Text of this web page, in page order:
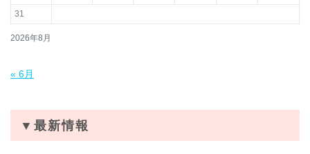
2026年8月
31
« 6月
▼最新情報